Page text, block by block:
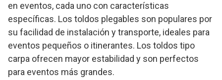
en eventos, cada uno con características
específicas. Los toldos plegables son populares por
su facilidad de instalación y transporte, ideales para
eventos pequeños o itinerantes. Los toldos tipo
carpa ofrecen mayor estabilidad y son perfectos
para eventos más grandes.